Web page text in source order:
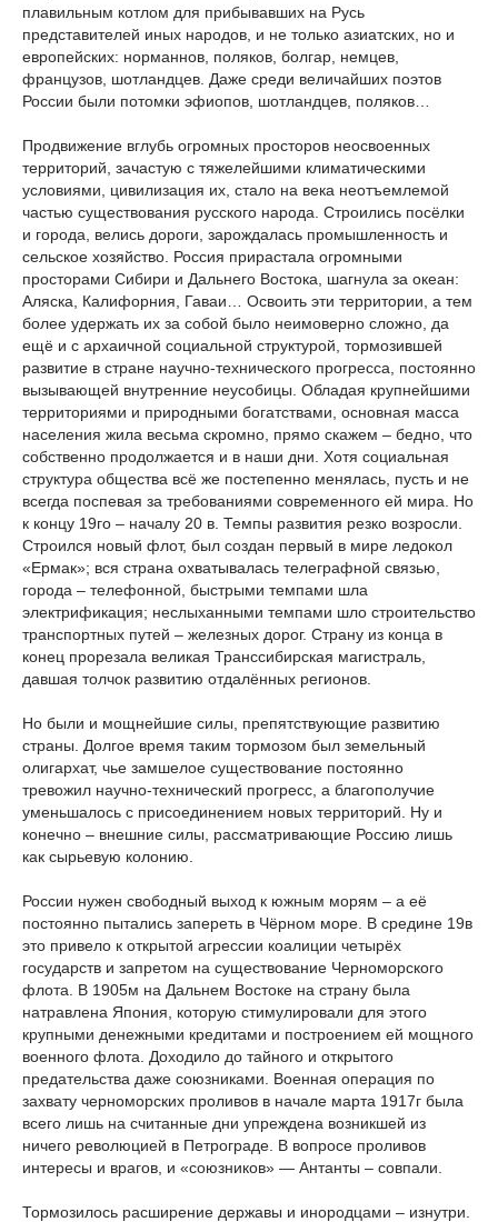
плавильным котлом для прибывавших на Русь
представителей иных народов, и не только азиатских, но и
европейских: норманнов, поляков, болгар, немцев,
французов, шотландцев. Даже среди величайших поэтов
России были потомки эфиопов, шотландцев, поляков…
Продвижение вглубь огромных просторов неосвоенных
территорий, зачастую с тяжелейшими климатическими
условиями, цивилизация их, стало на века неотъемлемой
частью существования русского народа. Строились посёлки
и города, велись дороги, зарождалась промышленность и
сельское хозяйство. Россия прирастала огромными
просторами Сибири и Дальнего Востока, шагнула за океан:
Аляска, Калифорния, Гаваи… Освоить эти территории, а тем
более удержать их за собой было неимоверно сложно, да
ещё и с архаичной социальной структурой, тормозившей
развитие в стране научно-технического прогресса, постоянно
вызывающей внутренние неусобицы. Обладая крупнейшими
территориями и природными богатствами, основная масса
населения жила весьма скромно, прямо скажем – бедно, что
собственно продолжается и в наши дни. Хотя социальная
структура общества всё же постепенно менялась, пусть и не
всегда поспевая за требованиями современного ей мира. Но
к концу 19го – началу 20 в. Темпы развития резко возросли.
Строился новый флот, был создан первый в мире ледокол
«Ермак»; вся страна охватывалась телеграфной связью,
города – телефонной, быстрыми темпами шла
электрификация; неслыханными темпами шло строительство
транспортных путей – железных дорог. Страну из конца в
конец прорезала великая Транссибирская магистраль,
давшая толчок развитию отдалённых регионов.
Но были и мощнейшие силы, препятствующие развитию
страны. Долгое время таким тормозом был земельный
олигархат, чье замшелое существование постоянно
тревожил научно-технический прогресс, а благополучие
уменьшалось с присоединением новых территорий. Ну и
конечно – внешние силы, рассматривающие Россию лишь
как сырьевую колонию.
России нужен свободный выход к южным морям – а её
постоянно пытались запереть в Чёрном море. В средине 19в
это привело к открытой агрессии коалиции четырёх
государств и запретом на существование Черноморского
флота. В 1905м на Дальнем Востоке на страну была
натравлена Япония, которую стимулировали для этого
крупными денежными кредитами и построением ей мощного
военного флота. Доходило до тайного и открытого
предательства даже союзниками. Военная операция по
захвату черноморских проливов в начале марта 1917г была
всего лишь на считанные дни упреждена возникшей из
ничего революцией в Петрограде. В вопросе проливов
интересы и врагов, и «союзников» — Антанты – совпали.
Тормозилось расширение державы и инородцами – изнутри.